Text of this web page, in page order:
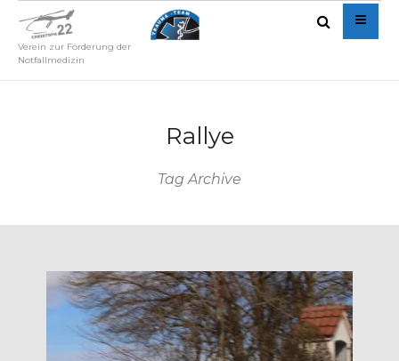
Verein zur Förderung der
Notfallmedizin
Rallye
Tag Archive